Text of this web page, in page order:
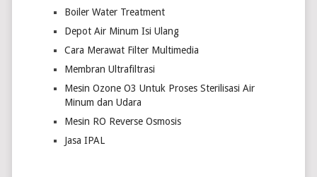
Boiler Water Treatment
Depot Air Minum Isi Ulang
Cara Merawat Filter Multimedia
Membran Ultrafiltrasi
Mesin Ozone O3 Untuk Proses Sterilisasi Air
Minum dan Udara
Mesin RO Reverse Osmosis
Jasa IPAL